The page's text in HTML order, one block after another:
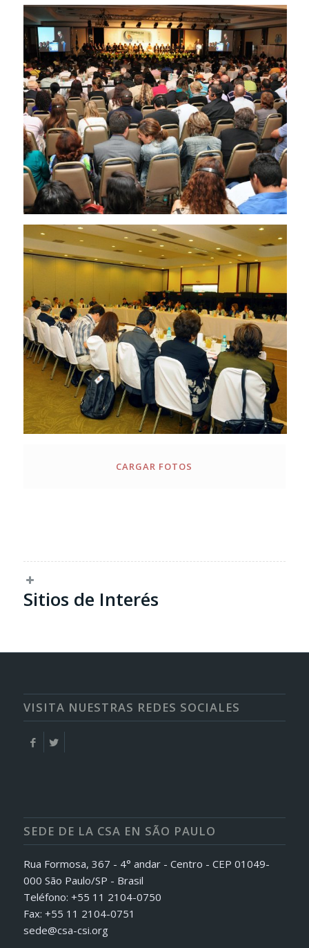
CARGAR FOTOS
Sitios de Interés
VISITA NUESTRAS REDES SOCIALES
SEDE DE LA CSA EN SÃO PAULO
Rua Formosa, 367 - 4° andar - Centro - CEP 01049-
000 São Paulo/SP - Brasil
Teléfono: +55 11 2104-0750
Fax: +55 11 2104-0751
sede@csa-csi.org